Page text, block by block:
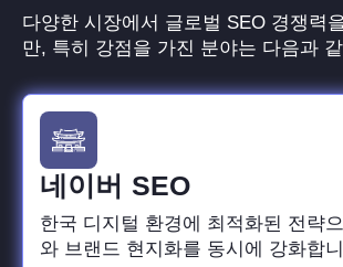
다양한 시장에서 글로벌 SEO 경쟁력
만, 특히 강점을 가진 분야는 다음과
네이버 SEO
한국 디지털 환경에 최적화된 전략
와 브랜드 현지화를 동시에 강화합